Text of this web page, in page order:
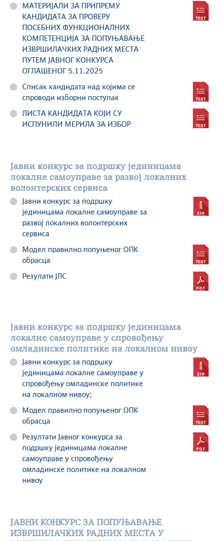
МАТЕРИЈАЛИ ЗА ПРИПРЕМУ
КАНДИДАТА ЗА ПРОВЕРУ
ПОСЕБНИХ ФУНКЦИОНАЛНИХ
КОМПЕТЕНЦИЈА ЗА ПОПУЊАВАЊЕ
ИЗВРШИЛАЧКИХ РАДНИХ МЕСТА
ПУТЕМ ЈАВНОГ КОНКУРСА
ОГЛАШЕНОГ 5.11.2025
Списак кандидата над којима се
спроводи изборни поступак
ЛИСТА КАНДИДАТА КОЈИ СУ
ИСПУНИЛИ МЕРИЛА ЗА ИЗБОР
Јавни конкурс за подршку јединицама
локалне самоуправе за развој локалних
волонтерских сервиса
Јавни конкурс за подршку
јединицама локалне самоуправе за
развој локалних волонтерских
сервиса
Модел правилно попуњеног ОПК
обрасца
Резулати ЈЛС
Јавни конкурс за подршку јединицама
локалне самоуправе у спровођењу
омладинске политике на локалном нивоу
Јавни конкурс за подршку
јединицама локалне самоуправе у
спровођењу омладинске политике
на локалном нивоу;
Модел правилно попуњеног ОПК
обрасца
Резултати Јавног конкурса за
подршку јединицама локалне
самоуправе у спровођењу
омладинске политике на локалном
нивоу
ЈАВНИ КОНКУРС ЗА ПОПУЊАВАЊЕ
ИЗВРШИЛАЧКИХ РАДНИХ МЕСТА У